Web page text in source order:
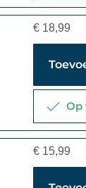
€ 18,99
Op
€ 15,99